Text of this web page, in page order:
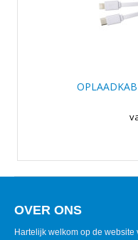
OVER ONS
Hartelijk welkom op de website